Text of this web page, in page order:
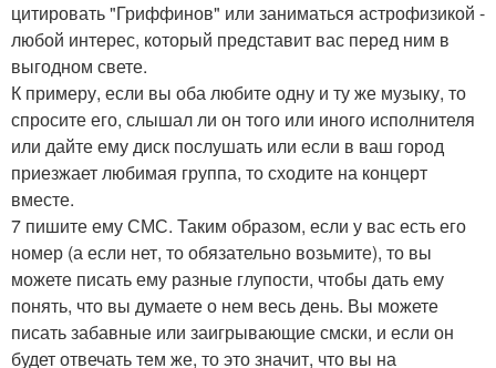
цитировать "Гриффинов" или заниматься астрофизикой -
любой интерес, который представит вас перед ним в
выгодном свете.
К примеру, если вы оба любите одну и ту же музыку, то
спросите его, слышал ли он того или иного исполнителя
или дайте ему диск послушать или если в ваш город
приезжает любимая группа, то сходите на концерт
вместе.
7 пишите ему СМС. Таким образом, если у вас есть его
номер (а если нет, то обязательно возьмите), то вы
можете писать ему разные глупости, чтобы дать ему
понять, что вы думаете о нем весь день. Вы можете
писать забавные или заигрывающие смски, и если он
будет отвечать тем же, то это значит, что вы на